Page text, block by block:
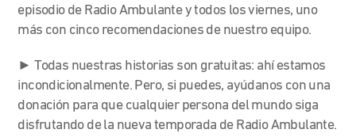
episodio de Radio Ambulante y todos los viernes, uno
más con cinco recomendaciones de nuestro equipo.
► Todas nuestras historias son gratuitas: ahí estamos
incondicionalmente. Pero, si puedes, ayúdanos con una
donación para que cualquier persona del mundo siga
disfrutando de la nueva temporada de Radio Ambulante.